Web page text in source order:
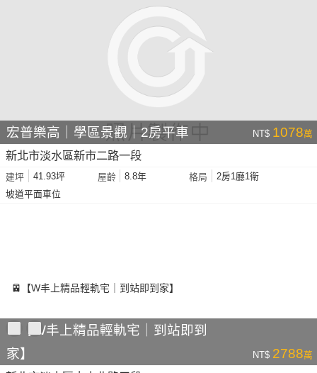
宏普樂高｜學區景觀｜2房平車 NT$ 1078萬
新北市淡水區新市二路一段
建坪 41.93坪 屋齡 8.8年 格局
2房1廳1衛
坡道平面車位
🚈【W丰上精品輕軌宅｜到站即到
家】
NT$ 2788萬